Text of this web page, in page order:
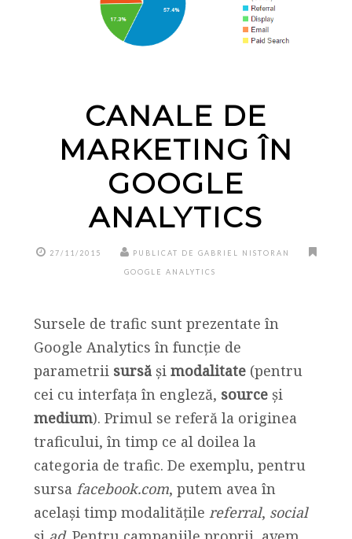
CANALE DE
MARKETING ÎN
GOOGLE
ANALYTICS
27/11/2015 PUBLICAT DE GABRIEL NISTORAN
GOOGLE ANALYTICS
Sursele de trafic sunt prezentate în
Google Analytics în funcție de
parametrii sursăși modalitate(pentru
cei cu interfața în engleză, sourceși
medium). Primul se referă la originea
traficului, în timp ce al doilea la
categoria de trafic. De exemplu, pentru
sursa facebook.com, putem avea în
același timp modalitățile referral, social